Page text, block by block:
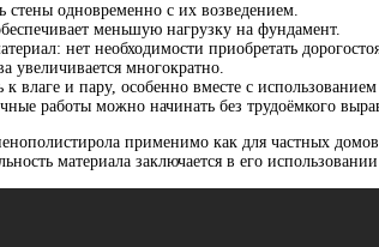
стены одновременно с их возведением.
меньшую нагрузку на фундамент.
нет необходимости приобретать
увеличивается многократно.
к влаге и пару, особенно вместе с
работы можно начинать без трудоёмкого
применимо как для частных
материала заключается в его